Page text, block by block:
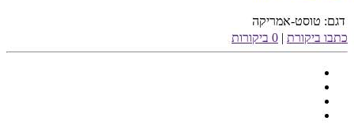
דגם: טוסט-אמריקה
כתבו ביקורת | 0 ביקורות